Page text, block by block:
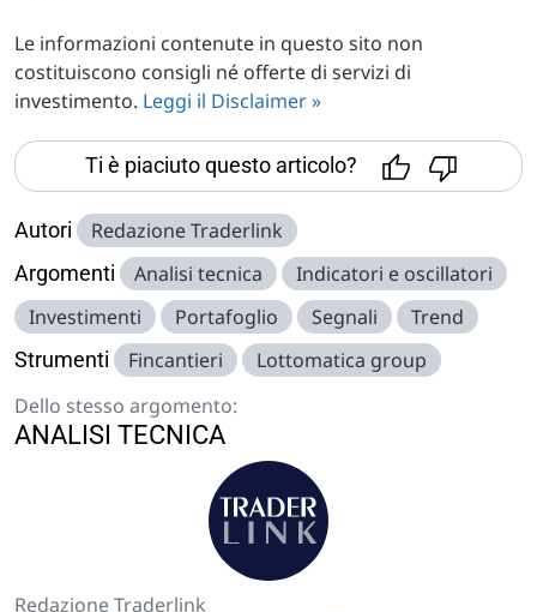
Le informazioni contenute in questo sito non
costituiscono consigli né offerte di servizi di
investimento. Leggi il Disclaimer »
Ti è piaciuto questo articolo?
Autori Redazione Traderlink
Argomenti Analisi tecnica
Indicatori e oscillatori
Investimenti
Portafoglio Segnali Trend
Strumenti Fincantieri
Lottomatica group
Dello stesso argomento:
ANALISI TECNICA
Redazione Traderlink